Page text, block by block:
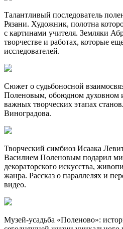
Талантливый последователь
Рязани. Художник, полотна
с картинами учителя. Земляки
творчестве и работах, которые
исследователей.
Сюжет о судьбоносной
Поленовым, обоюдном духовном
важных творческих этапах
Виноградова.
Творческий симбиоз Исаака
Василием Поленовым подарил
декораторского искусства,
жанра. Рассказ о параллелях и
видео.
Музей-усадьба «Поленово»: